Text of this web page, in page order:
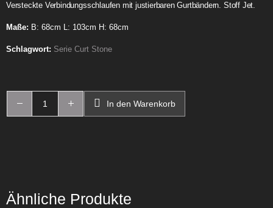
Versteckte Verbindungsschlaufen mit justierbaren Gurtbändern. Stoff Jet.
Maße: B: 68cm L: 103cm H: 68cm
Schlagwort: Serie Curt Stone
In den Warenkorb
Ähnliche Produkte